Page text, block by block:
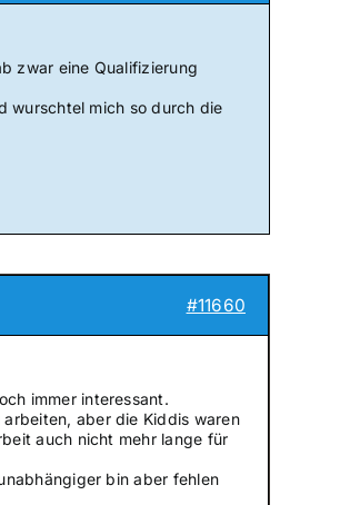
zwar eine Qualifizierung
wurschtel mich so durch die
#11660
immer interessant.
aber die Kiddis waren
auch nicht mehr lange für
bin aber fehlen